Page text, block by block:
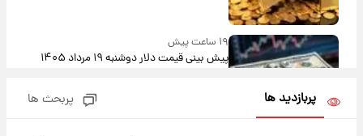
۱۹ ساعت پیش
پیش‌ بینی قیمت دلار دوشنبه ۱۹ مرداد ۱۴۰۵
پربازدید ها پربحث ها